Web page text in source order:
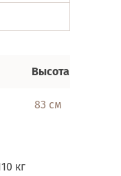
Высота
83 см
кг